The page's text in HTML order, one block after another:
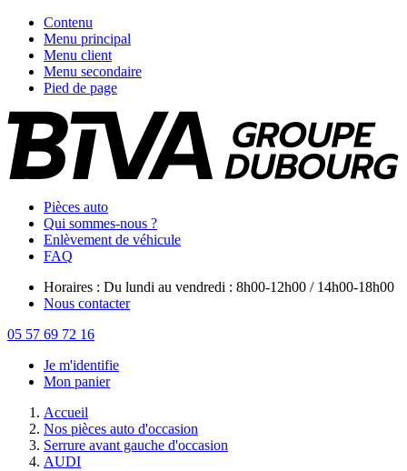
Contenu
Menu principal
Menu client
Menu secondaire
Pied de page
Pièces auto
Qui sommes-nous ?
Enlèvement de véhicule
FAQ
Horaires : Du lundi au vendredi : 8h00-12h00 / 14h00-18h00
Nous contacter
05 57 69 72 16
Je m'identifie
Mon panier
Accueil
Nos pièces auto d'occasion
Serrure avant gauche d'occasion
AUDI